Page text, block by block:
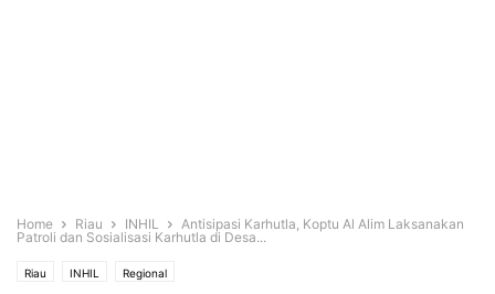
Home Riau INHIL
Antisipasi Karhutla, Koptu Al Alim Laksanakan
Patroli dan Sosialisasi Karhutla di Desa...
Riau INHIL Regional